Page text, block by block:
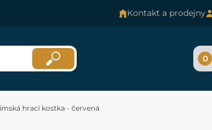
Kontakt a prodejny
0
hrací kostka - červená